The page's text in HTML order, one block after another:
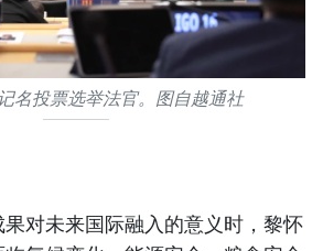
名投票选举法官。图自越通社
对未来国际融入的意义时，黎怀